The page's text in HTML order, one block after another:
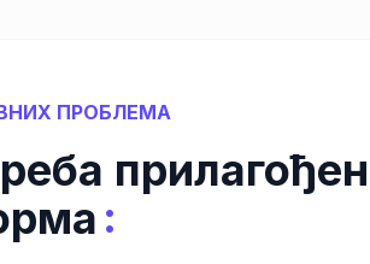
ПРОБЛЕМА
: